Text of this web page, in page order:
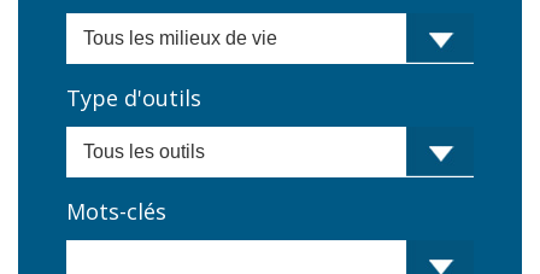
Type d'outils
Mots-clés